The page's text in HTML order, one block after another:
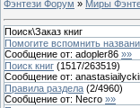
Фэнтези Форум » Миры
Поиск\Заказ книг
Помогите вспомнить
Сообщение от: adopler86 »»
Поиск книг (1517/263519)
Сообщение от:
Правила раздела (2/4960)
Сообщение от: Necro »»